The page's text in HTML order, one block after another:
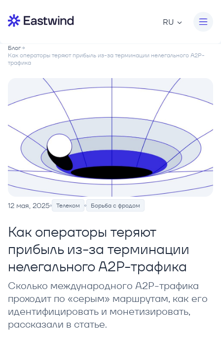
RU
Блог
Как операторы теряют прибыль из-за терминации нелегального A2P-
трафика
12 мая, 2025 Телеком Борьба с фродом
Как операторы теряют
прибыль из-за терминации
нелегального A2P-трафика
Сколько международного A2P-трафика
проходит по «серым» маршрутам, как его
идентифицировать и монетизировать,
рассказали в статье.